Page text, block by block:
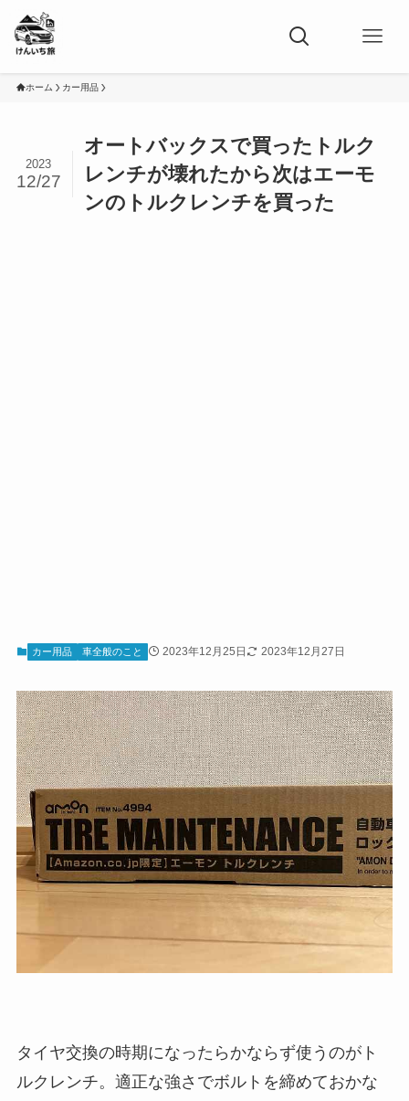
ホーム カー用品
オートバックスで買ったトルク
レンチが壊れたから次はエーモ
ンのトルクレンチを買った
2023
12/27
カー用品 車全般のこと 2023年12月25日 2023年12月27日
タイヤ交換の時期になったらかならず使うのがト
ルクレンチ。適正な強さでボルトを締めておかな